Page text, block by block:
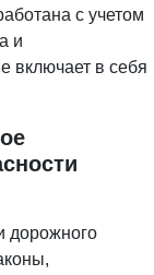
с учетом
и
включает в себя
дорожного